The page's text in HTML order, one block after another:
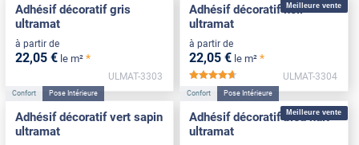
Adhésif décoratif gris
ultramat
à partir de
22,05 € le m² *
ULMAT-3303
Meilleure vente
Adhésif décoratif noir
ultramat
à partir de
22,05 € le m² *
*****
ULMAT-3304
Confort Pose Intérieure
Adhésif décoratif vert sapin
ultramat
Meilleure vente
Confort Pose Intérieure
Adhésif décoratif bleu nuit
ultramat